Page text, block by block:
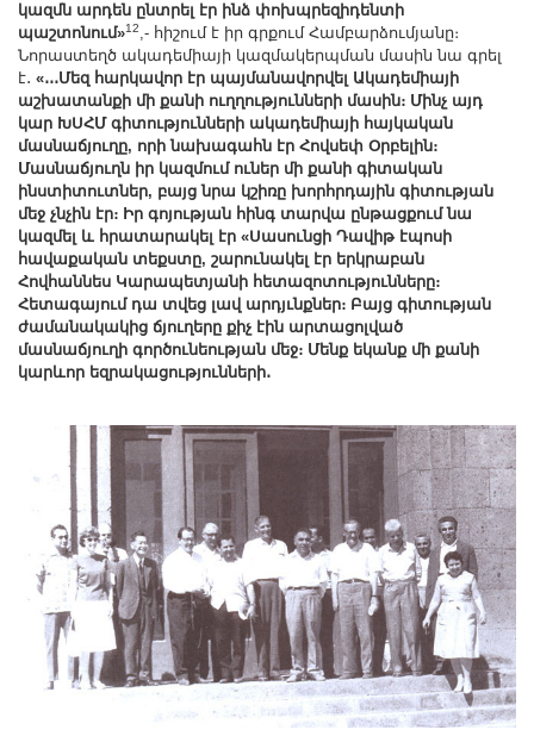
կազմն արդեն ընտրել էր ինձ փոխպրեզիդենտի
պաշտոնում»12,- հիշում է իր գրքում Համբարձումյանը։
Նորաստեղծ ակադեմիայի կազմակերպման մասին նա գրել
է․ «․․․Մեզ հարկավոր էր պայմանավորվել Ակադեմիայի
աշխատանքի մի քանի ուղղությունների մասին։ Մինչ այդ
կար ԽՍՀՄ գիտությունների ակադեմիայի հայկական
մասնաճյուղը, որի նախագահն էր Հովսեփ Օրբելին։
Մասնաճյուղն իր կազմում ուներ մի քանի գիտական
ինստիտուտներ, բայց նրա կշիռը խորհրդային գիտության
մեջ չնչին էր։ Իր գոյության հինգ տարվա ընթացքում նա
կազմել և հրատարակել էր «Սասունցի Դավիթ էպոսի
հավաքական տեքստը, շարունակել էր երկրաբան
Հովհաննես Կարապետյանի հետազոտությունները։
Հետագայում դա տվեց լավ արդյւնքներ։ Բայց գիտության
ժամանակակից ճյուղերը քիչ էին արտացոլված
մասնաճյուղի գործունեության մեջ։ Մենք եկանք մի քանի
կարևոր եզրակացությունների․